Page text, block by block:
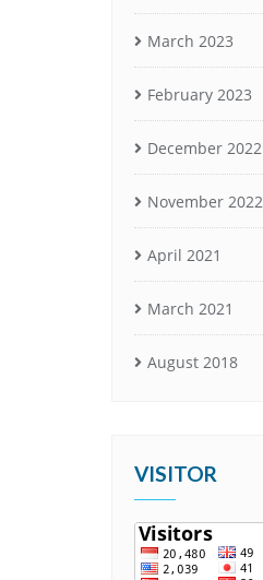
March 2023
February 2023
December 2022
November 2022
April 2021
March 2021
August 2018
VISITOR